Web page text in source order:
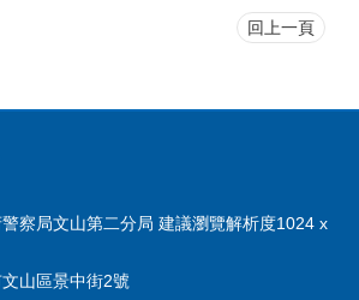
回上一頁
察局文山第二分局 建議瀏覽解析度1024 x
山區景中街2號